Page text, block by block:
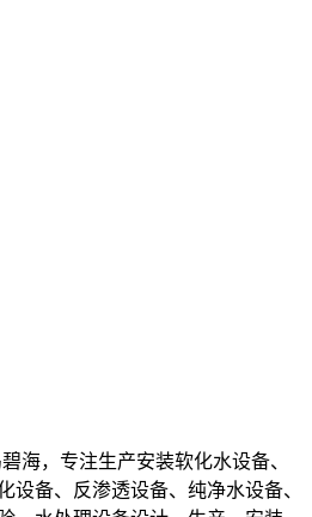
海，专注生产安装软化水设备、
设备、反渗透设备、纯净水设备、